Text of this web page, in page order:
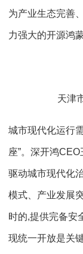
为产业生态完善
力强大的开源鸿
天津
城市现代化运行
座”。深开鸿
驱动城市现代化
模式、产业发展
时的,提供完备安
现统一开放是关